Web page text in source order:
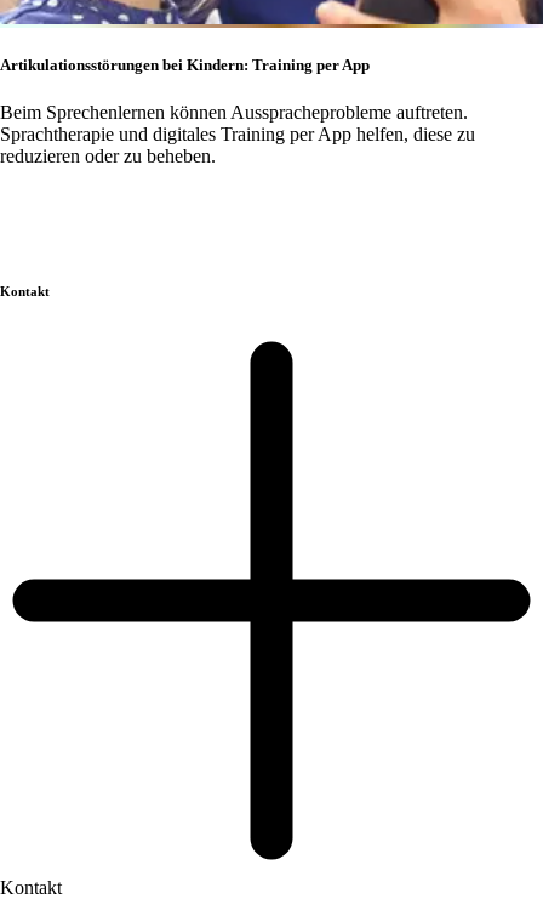
Artikulationsstörungen bei Kindern: Training per App
Beim Sprechenlernen können Ausspracheprobleme auftreten.
Sprachtherapie und digitales Training per App helfen, diese zu
reduzieren oder zu beheben.
Kontakt
Kontakt